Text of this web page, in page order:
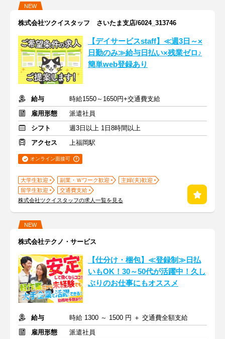
NEW
株式会社ツクイスタッフ さいたま支店/6024_313746
【デイサービスstaff】≪週3日～×
日勤のみ≫給与日払い×残業ゼロ♪
簡単web登録あり
給与
時給1550～1650円+交通費支給
雇用形態
派遣社員
シフト
週3日以上 1日8時間以上
アクセス
上福岡駅
オンライン面接可
大学生歓迎 副業・Ｗワーク歓迎
主婦(夫)歓迎
留学生歓迎
交通費支給
株式会社ツクイスタッフの求人一覧を見る
NEW
株式会社テクノ・サービス
【仕分け・梱包】≪登録制≫日払
いもOK！30～50代が活躍中！久し
ぶりのお仕事にもオススメ
給与
時給 1300 ～ 1500 円 ＋ 交通費全額支給
雇用形態
派遣社員